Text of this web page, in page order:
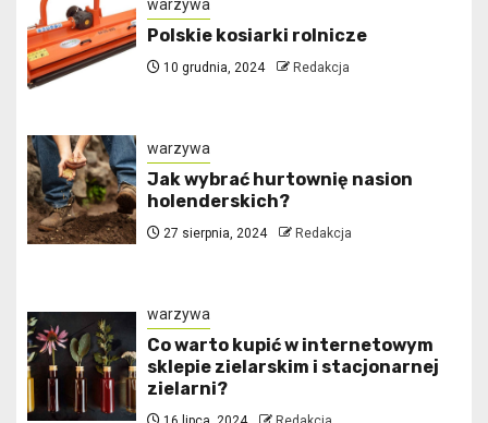
warzywa
Polskie kosiarki rolnicze
10 grudnia, 2024 Redakcja
warzywa
Jak wybrać hurtownię nasion
holenderskich?
27 sierpnia, 2024 Redakcja
warzywa
Co warto kupić w internetowym
sklepie zielarskim i stacjonarnej
zielarni?